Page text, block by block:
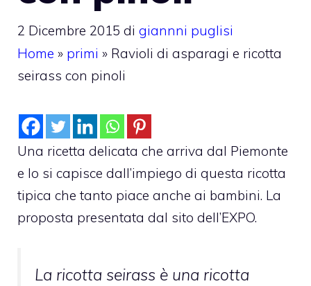
2 Dicembre 2015 di giannni puglisi
Home » primi » Ravioli di asparagi e ricotta
seirass con pinoli
Una ricetta delicata che arriva dal Piemonte
e lo si capisce dall’impiego di questa ricotta
tipica che tanto piace anche ai bambini. La
proposta presentata dal sito dell’EXPO.
La ricotta seirass è una ricotta